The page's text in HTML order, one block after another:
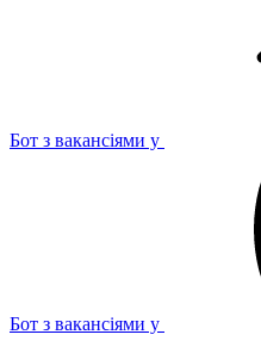
Бот з вакансіями у
Бот з вакансіями у